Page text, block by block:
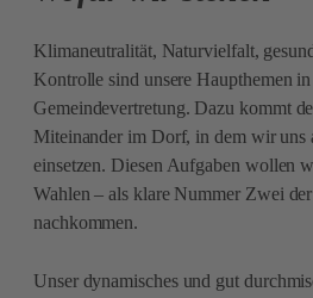
Klimaneutralität, Naturvielfalt,
Kontrolle sind unsere Haupthemen
Gemeindevertretung. Dazu kommt
Miteinander im Dorf, in dem wir uns
einsetzen. Diesen Aufgaben wollen
Wahlen – als klare Nummer Zwei
nachkommen.
Unser dynamisches und gut